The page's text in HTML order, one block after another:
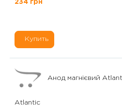
234 грн
Купить
Анод магнієвий
Atlantic